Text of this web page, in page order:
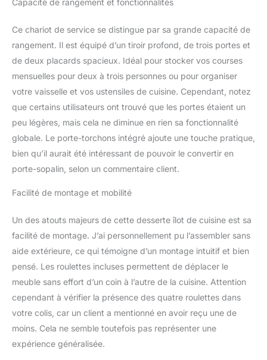
classe E1, plateau en
imperméable facile à
nettoyer et à entretenir
pour un usage pérenne
EXCELLENT NIVEAU DE
FINITION : Poignées
boutons de tiroirs,
charnières de portes
robustes, 4 roulettes
assurent la mobilité et la
stabilité MONTAGE
FACILE, RAPIDE : Grâce à
illustrée fournie.
135L x 45l x 94,5H cm,
charge max.
recommandée : 50 kg
(au total), 8 kg (étagère),
3 kg (tiroir). Montage
nécessaire.
Capacité de rangement et fonctionnalités
Ce chariot de service se distingue par sa grande capacité de
rangement. Il est équipé d’un tiroir profond, de trois portes et
de deux placards spacieux. Idéal pour stocker vos courses
mensuelles pour deux à trois personnes ou pour organiser
votre vaisselle et vos ustensiles de cuisine. Cependant, notez
que certains utilisateurs ont trouvé que les portes étaient un
peu légères, mais cela ne diminue en rien sa fonctionnalité
globale. Le porte-torchons intégré ajoute une touche pratique,
bien qu’il aurait été intéressant de pouvoir le convertir en
porte-sopalin, selon un commentaire client.
Facilité de montage et mobilité
Un des atouts majeurs de cette desserte îlot de cuisine est sa
facilité de montage. J’ai personnellement pu l’assembler sans
aide extérieure, ce qui témoigne d’un montage intuitif et bien
pensé. Les roulettes incluses permettent de déplacer le
meuble sans effort d’un coin à l’autre de la cuisine. Attention
cependant à vérifier la présence des quatre roulettes dans
votre colis, car un client a mentionné en avoir reçu une de
moins. Cela ne semble toutefois pas représenter une
expérience généralisée.